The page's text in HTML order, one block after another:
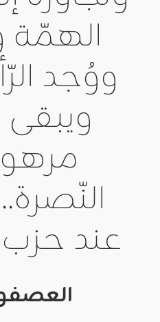
الهمّة
ووُجد
ويبقى
عند حزب